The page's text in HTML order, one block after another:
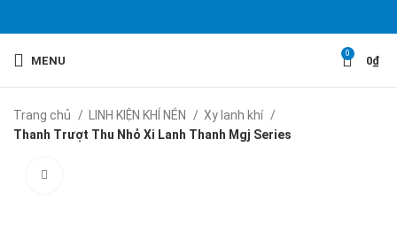
MENU
0
0₫
Trang chủ LINH KIỆN KHÍ NÉN
Xy lanh khí
Thanh Trượt Thu Nhỏ Xi Lanh Thanh Mgj Series